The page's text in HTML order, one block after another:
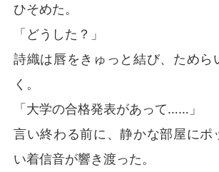
ひそめた。
「どうした？」
詩織は唇をきゅっと結び、ためら
く。
「大学の合格発表があって……」
言い終わる前に、静かな部屋にポ
い着信音が響き渡った。